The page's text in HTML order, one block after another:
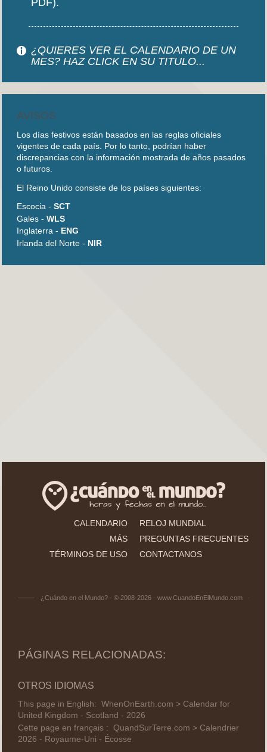
¿QUIERES VER EL CALENDARIO DE UN
MES? HAZ CLICK EN SU TITULO...
AVISOS
Los días festivos están basados en las reglas oficiales
vigentes de cada país. Por lo tanto, podrían haber
discrepancias con la información mostrada de años pasados
o futuros.
El Reino Unido consiste de los países siguientes:
Escocia - SCT
Gales - WLS
Inglaterra - ENG
Irlanda del Norte - NIR
CALENDARIO
RELOJ MUNDIAL
MÁS
PREGUNTAS FRECUENTES
TÉRMINOS DE USO
CONTACTANOS
¿Cuándo en el Mundo? - © 2008-2026 - www.CuandoEnElMundo.com
PÁGINAS RELACIONADAS:
OTROS IDIOMAS
This page in English: WhenOnEarth.com > Calendar for
United Kingdom - Scotland - 2026
Cette page en français : QuandSurTerre.com > Calendrier
2026 - Royaume-Uni - Écosse